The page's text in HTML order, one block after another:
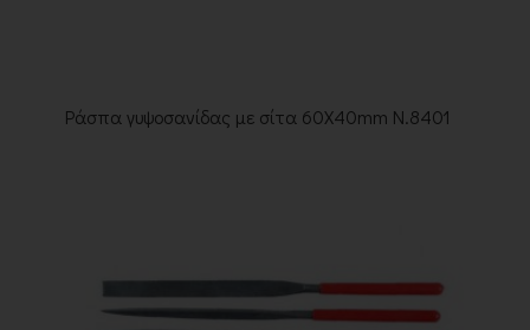
Ράσπα γυψοσανίδας με σίτα 60Χ40mm Ν.8401